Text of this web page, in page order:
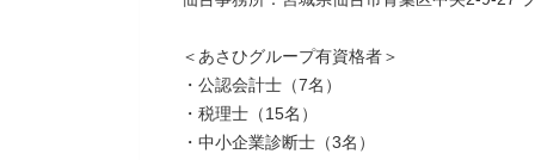
＜あさひグループ有資格者＞
・公認会計士（7名）
・税理士（15名）
・中小企業診断士（3名）